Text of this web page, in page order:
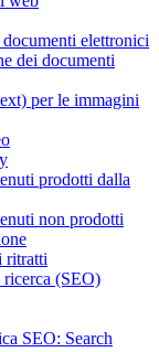
elettronici
dei documenti
per le immagini
prodotti dalla
non prodotti
ritratti
(SEO)
SEO: Search